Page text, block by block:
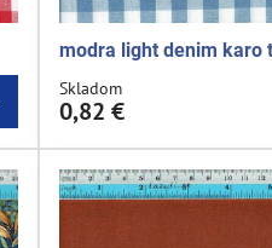
modra light denim karo
Skladom
0,82 €